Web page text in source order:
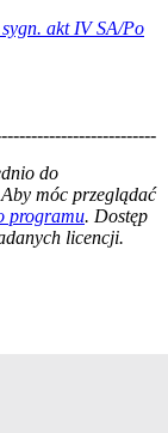
akt IV SA/Po
do
móc przeglądać
programu. Dostęp
licencji.